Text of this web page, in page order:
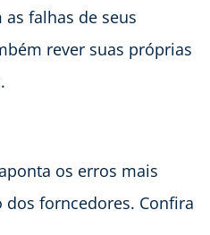
falhas de seus
rever suas próprias
os erros mais
forncedores. Confira